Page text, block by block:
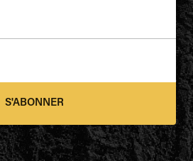
S'ABONNER